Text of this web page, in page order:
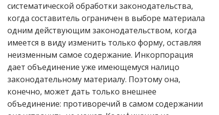
систематической обработки законодательства,
когда составитель ограничен в выборе материала
одним действующим законодательством, когда
имеется в виду изменить только форму, оставляя
неизменным самое содержание. Инкорпорация
дает объединение уже имеющемуся налицо
законодательному материалу. Поэтому она,
конечно, может дать только внешнее
объединение: противоречий в самом содержании